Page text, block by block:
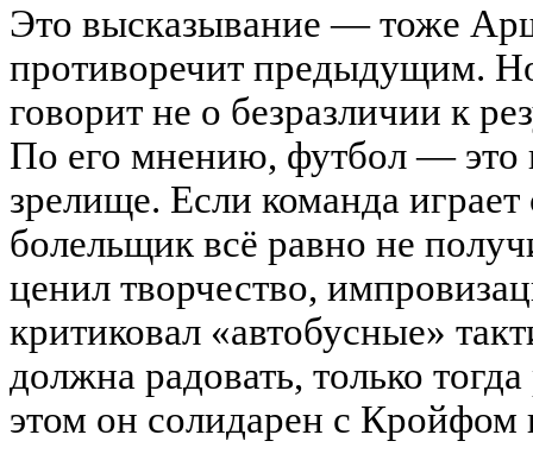
Это высказывание — тоже
противоречит предыдущим.
говорит не о безразличии к
По его мнению, футбол — это
зрелище. Если команда
болельщик всё равно не
ценил творчество,
критиковал «автобусные»
должна радовать, только
этом он солидарен с Кройфом